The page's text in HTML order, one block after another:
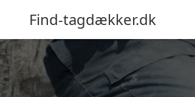
Find-tagdækker.dk